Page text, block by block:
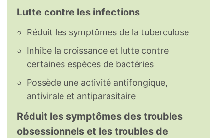
Lutte contre les infections
Réduit les symptômes de la tuberculose
Inhibe la croissance et lutte contre
certaines espèces de bactéries
Possède une activité antifongique,
antivirale et antiparasitaire
Réduit les symptômes des troubles
obsessionnels et les troubles de